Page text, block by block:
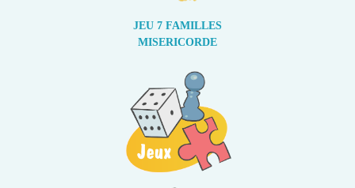
JEU 7 FAMILLES
MISERICORDE